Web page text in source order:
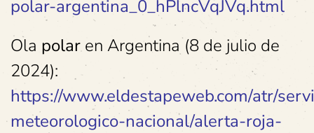
polar-argentina_0_hPlncVqJVq.html
Ola polaren Argentina (8 de julio de
2024):
https://www.eldestapeweb.com/atr/
meteorologico-nacional/alerta-roja-